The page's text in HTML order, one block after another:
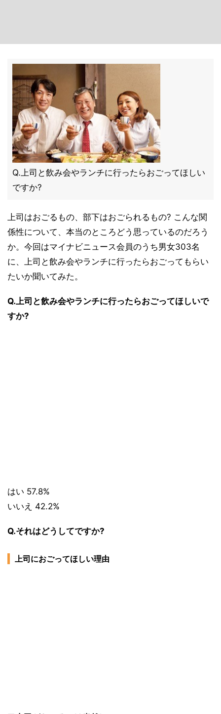
Q.上司と飲み会やランチに行ったらおごってほしい
ですか?
上司はおごるもの、部下はおごられるもの? こんな関
係性について、本当のところどう思っているのだろう
か。今回はマイナビニュース会員のうち男女303名
に、上司と飲み会やランチに行ったらおごってもらい
たいか聞いてみた。
Q.上司と飲み会やランチに行ったらおごってほしいで
すか?
はい 57.8%
いいえ 42.2%
Q.それはどうしてですか?
上司におごってほしい理由